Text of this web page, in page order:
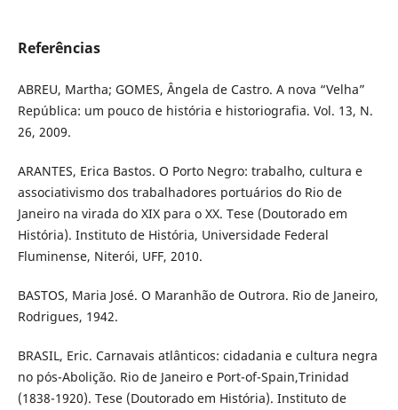
Referências
ABREU, Martha; GOMES, Ângela de Castro. A nova “Velha”
República: um pouco de história e historiografia. Vol. 13, N.
26, 2009.
ARANTES, Erica Bastos. O Porto Negro: trabalho, cultura e
associativismo dos trabalhadores portuários do Rio de
Janeiro na virada do XIX para o XX. Tese (Doutorado em
História). Instituto de História, Universidade Federal
Fluminense, Niterói, UFF, 2010.
BASTOS, Maria José. O Maranhão de Outrora. Rio de Janeiro,
Rodrigues, 1942.
BRASIL, Eric. Carnavais atlânticos: cidadania e cultura negra
no pós-Abolição. Rio de Janeiro e Port-of-Spain,Trinidad
(1838-1920). Tese (Doutorado em História). Instituto de